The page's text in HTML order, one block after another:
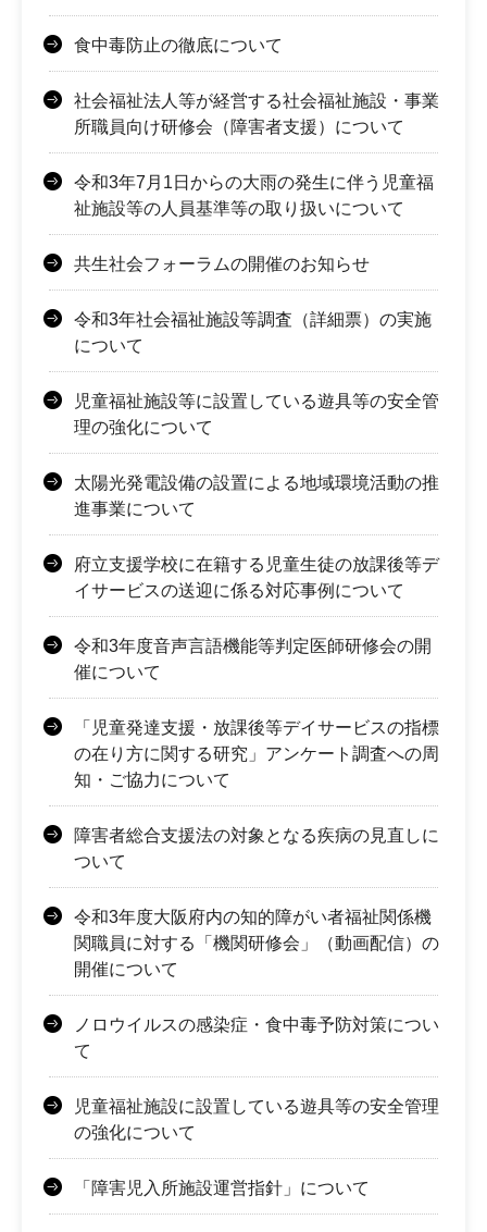
食中毒防止の徹底について
社会福祉法人等が経営する社会福祉施設・事業
所職員向け研修会（障害者支援）について
令和3年7月1日からの大雨の発生に伴う児童福
祉施設等の人員基準等の取り扱いについて
共生社会フォーラムの開催のお知らせ
令和3年社会福祉施設等調査（詳細票）の実施
について
児童福祉施設等に設置している遊具等の安全管
理の強化について
太陽光発電設備の設置による地域環境活動の推
進事業について
府立支援学校に在籍する児童生徒の放課後等デ
イサービスの送迎に係る対応事例について
令和3年度音声言語機能等判定医師研修会の開
催について
「児童発達支援・放課後等デイサービスの指標
の在り方に関する研究」アンケート調査への周
知・ご協力について
障害者総合支援法の対象となる疾病の見直しに
ついて
令和3年度大阪府内の知的障がい者福祉関係機
関職員に対する「機関研修会」（動画配信）の
開催について
ノロウイルスの感染症・食中毒予防対策につい
て
児童福祉施設に設置している遊具等の安全管理
の強化について
「障害児入所施設運営指針」について